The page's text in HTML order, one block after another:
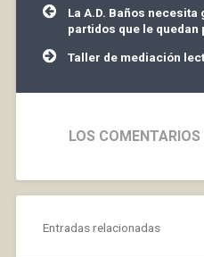
Navegación
de
entradas
La A.D. Baños
partidos que le
Taller de mediación
LOS
Entradas relacionadas